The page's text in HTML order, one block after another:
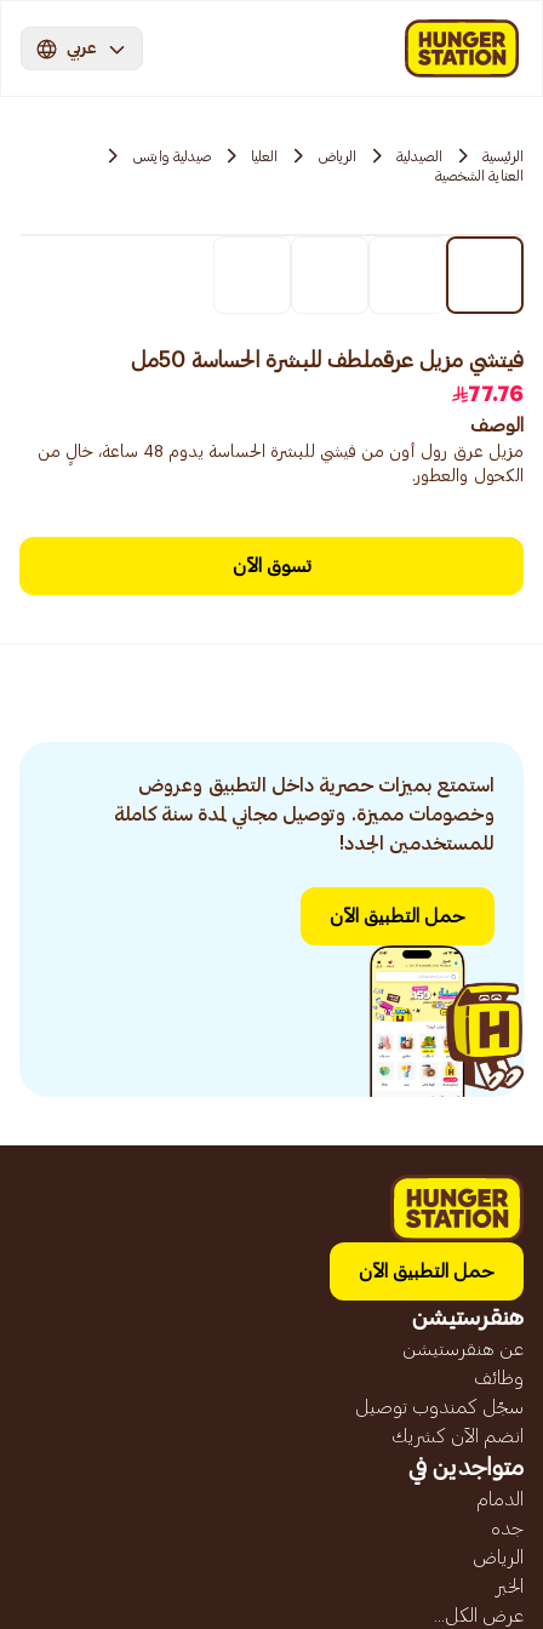
عربي
الرئيسية الصيدلية الرياض العليا
صيدلية وايتس
العناية الشخصية
فيتشي مزيل عرقملطف للبشرة الحساسة 50مل
77.76
الوصف
مزيل عرق رول أون من فيشي للبشرة الحساسة يدوم 48 ساعة، خالٍ من
الكحول والعطور.
تسوق الآن
استمتع بميزات حصرية داخل التطبيق وعروض
وخصومات مميزة. وتوصيل مجاني لمدة سنة كاملة
للمستخدمين الجدد!
حمل التطبيق الآن
حمل التطبيق الآن
هنقرستيشن
عن هنقرستيشن
وظائف
سجّل كمندوب توصيل
انضم الآن كشريك
متواجدين في
الدمام
جده
الرياض
الخبر
عرض الكل...